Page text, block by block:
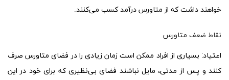
خواهند داشت که از متاورس درآمد کسب می‌کنند.
نقاط ضعف متاورس
اعتیاد: بسیاری از افراد ممکن است زمان زیادی را در فضای متاورس صرف
کنند و پس از مدتی، مایل نباشند فضای بی‌نظیری که برای خود در این